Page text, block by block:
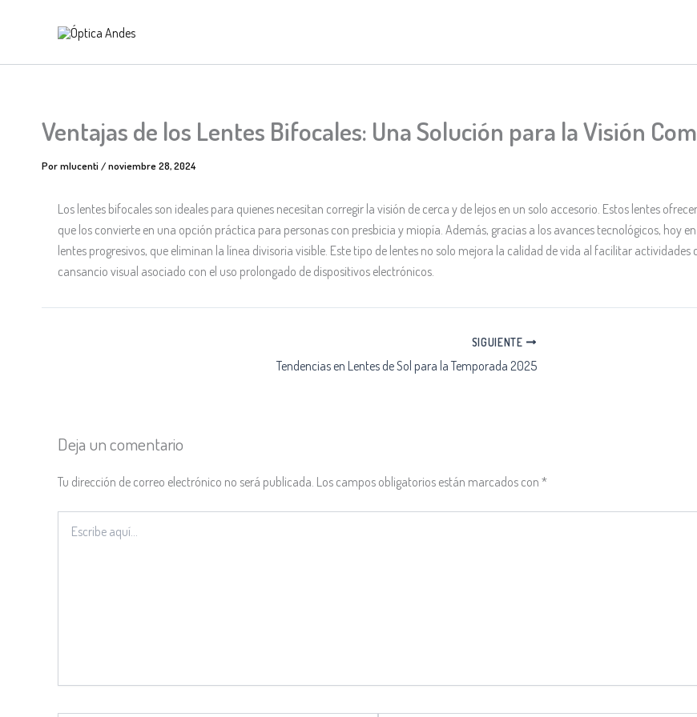
Ventajas de los Lentes Bifocales: Una Solución para la Visión
Pormlucenti /noviembre 28, 2024
Los lentes bifocales son ideales para quienes necesitan corregir la visión de cerca y de lejos en un solo accesorio. Estos lentes
que los convierte en una opción práctica para personas con presbicia y miopía. Además, gracias a los avances tecnológicos, hoy
lentes progresivos, que eliminan la línea divisoria visible. Este tipo de lentes no solo mejora la calidad de vida al facilitar
cansancio visual asociado con el uso prolongado de dispositivos electrónicos.
SIGUIENTE
Tendencias en Lentes de Sol para la Temporada 2025
Deja un comentario
Tu dirección de correo electrónico no será publicada. Los campos obligatorios están marcados con *
aquí...